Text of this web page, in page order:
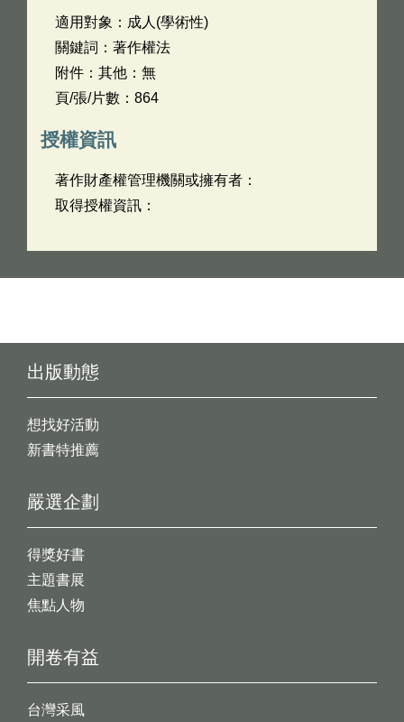
適用對象：成人(學術性)
關鍵詞：著作權法
附件：其他：無
頁/張/片數：864
授權資訊
著作財產權管理機關或擁有者：
取得授權資訊：
出版動態
想找好活動
新書特推薦
開卷有益
台灣采風
嚴選企劃
得獎好書
主題書展
焦點人物